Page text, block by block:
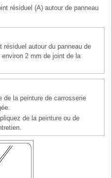
résiduel (A) autour de panneau
résiduel autour du panneau de
2 mm de joint de la
de la peinture de carrosserie
de la peinture ou de